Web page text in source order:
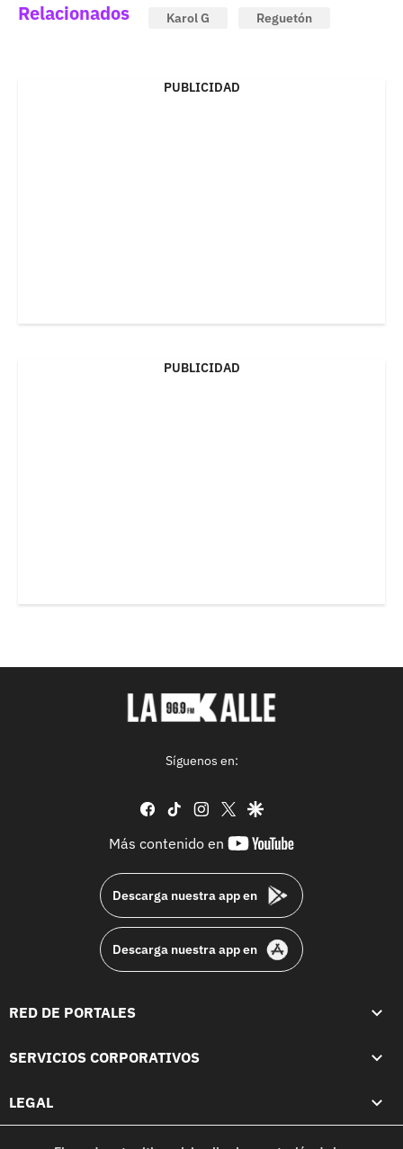
Relacionados Karol G Reguetón
PUBLICIDAD
PUBLICIDAD
Síguenos en:
facebook
tiktok instagram
twittergoogle
Más contenido en
youtube-
Descarga nuestra app en
Descarga nuestra app en
RED DE PORTALES
SERVICIOS CORPORATIVOS
LEGAL